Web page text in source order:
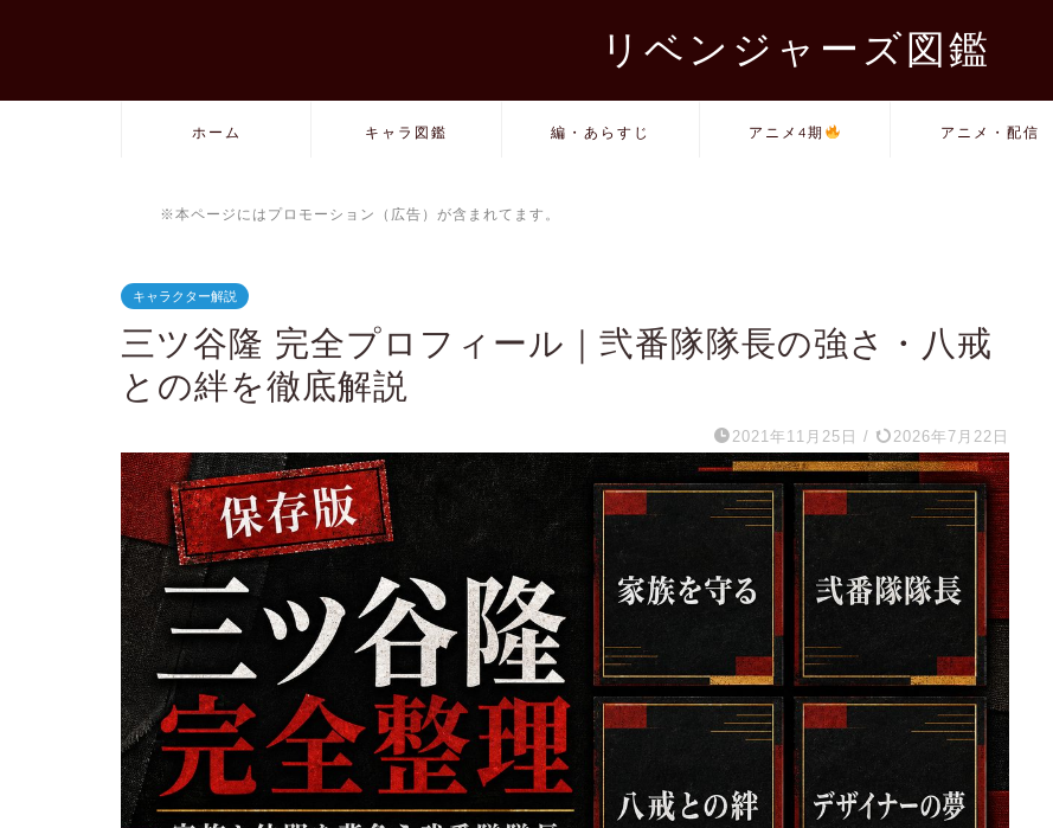
リベンジャーズ図鑑
ホーム キャラ図鑑 編・あらすじ アニメ4期 アニメ・配信
※本ページにはプロモーション（広告）が含まれてます。
キャラクター解説
三ツ谷隆 完全プロフィール｜弐番隊隊長の強さ・八戒
との絆を徹底解説
2021年11月25日 / 2026年7月22日